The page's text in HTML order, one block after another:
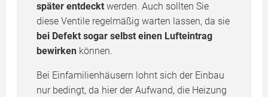
später entdeckt werden. Auch sollten Sie
diese Ventile regelmäßig warten lassen, da sie
bei Defekt sogar selbst einen Lufteintrag
bewirken können.
Bei Einfamilienhäusern lohnt sich der Einbau
nur bedingt, da hier der Aufwand, die Heizung